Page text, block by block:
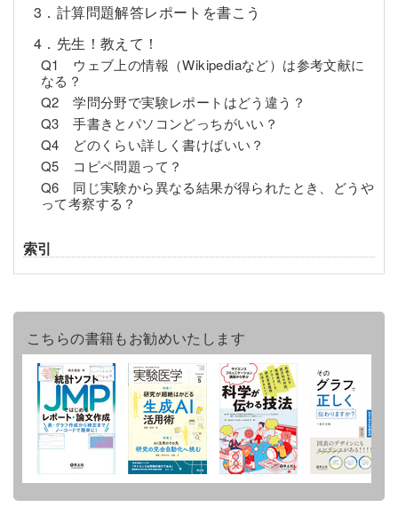
3．計算問題解答レポートを書こう
4．先生！教えて！
Q1 ウェブ上の情報（Wikipediaなど）は参考文献に
なる？
Q2 学問分野で実験レポートはどう違う？
Q3 手書きとパソコンどっちがいい？
Q4 どのくらい詳しく書けばいい？
Q5 コピペ問題って？
Q6 同じ実験から異なる結果が得られたとき、どうや
って考察する？
索引
こちらの書籍もお勧めいたします